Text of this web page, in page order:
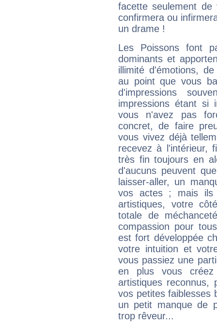
facette seulement
confirmera ou
un drame !
Les Poissons font
dominants et
illimité d'émotions,
au point que vous
d'impressions
impressions étant si
vous n'avez pas
concret, de faire
vous vivez déjà
recevez à l'intérieur,
très fin toujours en
d'aucuns peuvent
laisser-aller, un
vos actes ; mais ils
artistiques, votre
totale de
compassion pour
est fort développée
votre intuition et
vous passiez une
en plus vous
artistiques reconnus,
vos petites faiblesses
un petit manque de
trop rêveur...